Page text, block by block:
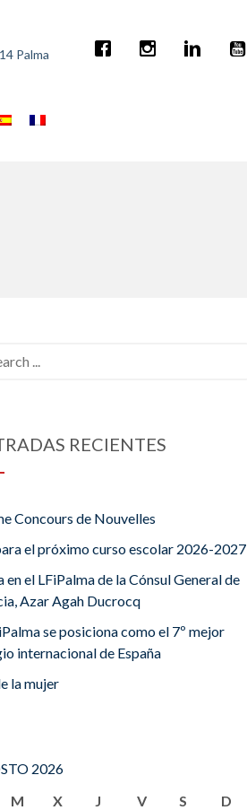
Palma
RECIENTES
Concours de Nouvelles
el próximo curso escolar 2026-2027
en el LFiPalma de la Cónsul General de
Azar Agah Ducrocq
se posiciona como el 7º mejor
internacional de España
la mujer
2026
M X J V S
D